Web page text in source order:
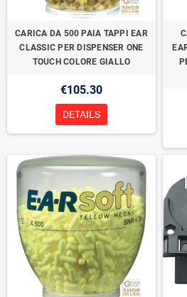
CARICA DA 500 PAIA TAPPI EAR
CLASSIC PER DISPENSER ONE
TOUCH COLORE GIALLO
€105.30
DETAILS